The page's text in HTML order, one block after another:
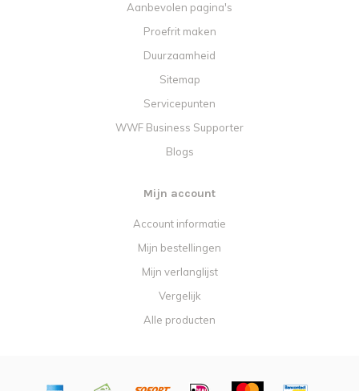
Aanbevolen pagina's
Proefrit maken
Duurzaamheid
Sitemap
Servicepunten
WWF Business Supporter
Blogs
Mijn account
Account informatie
Mijn bestellingen
Mijn verlanglijst
Vergelijk
Alle producten